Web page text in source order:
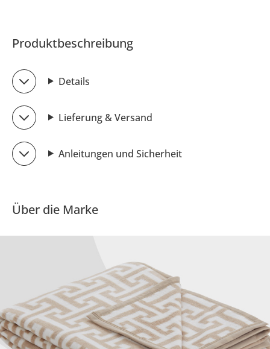
Produktbeschreibung
Details
Lieferung & Versand
Anleitungen und Sicherheit
Über die Marke